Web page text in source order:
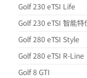
Golf 230 eTSI Life
Golf 230 eTSI 智能特
Golf 280 eTSI Style
Golf 280 eTSI R-Line
Golf 8 GTI